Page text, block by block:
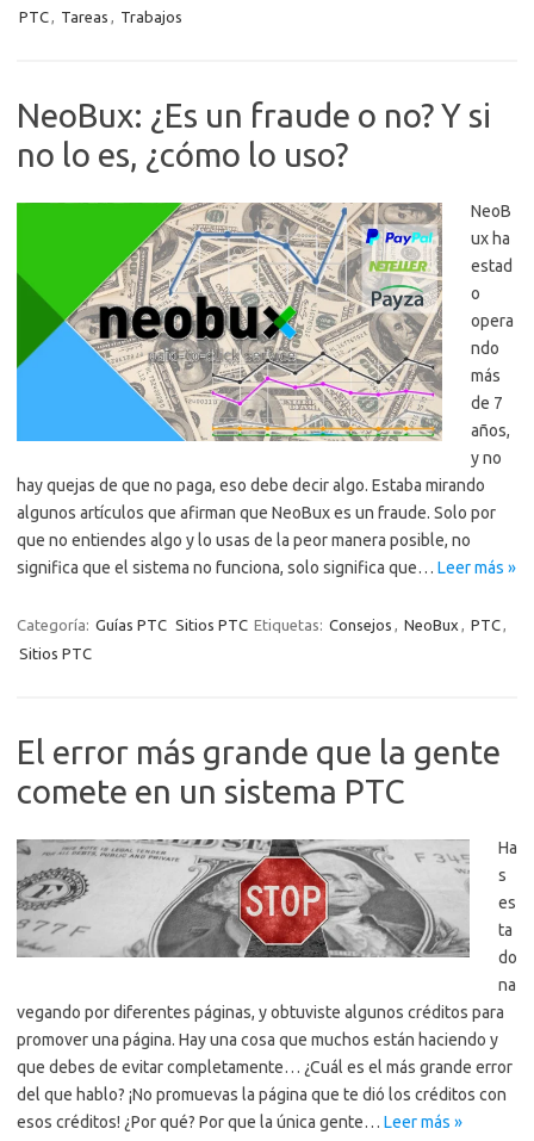
PTC, Tareas , Trabajos
NeoBux: ¿Es un fraude o no? Y si
no lo es, ¿cómo lo uso?
NeoB
ux ha
estad
o
opera
ndo
más
de 7
años,
y no
hay quejas de que no paga, eso debe decir algo. Estaba mirando
algunos artículos que afirman que NeoBux es un fraude. Solo por
que no entiendes algo y lo usas de la peor manera posible, no
significa que el sistema no funciona, solo significa que… Leer más »
Categoría: Guías PTC Sitios PTC Etiquetas: Consejos , NeoBux , PTC,
Sitios PTC
El error más grande que la gente
comete en un sistema PTC
Ha
s
es
ta
do
na
vegando por diferentes páginas, y obtuviste algunos créditos para
promover una página. Hay una cosa que muchos están haciendo y
que debes de evitar completamente… ¿Cuál es el más grande error
del que hablo? ¡No promuevas la página que te dió los créditos con
esos créditos! ¿Por qué? Por que la única gente… Leer más »